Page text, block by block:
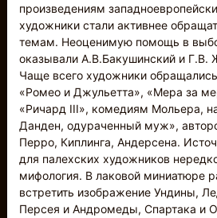
произведениям
художники стали активнее
темам. Неоценимую помощь в
оказывали А.В.Бакушинский и Г.В.
Чаще всего художники
«Ромео и Джульетта», «Мера за
«Ричард III», комедиям Мольера,
Данден, одураченный муж»,
Перро, Киплинга, Андерсена.
для палехских художников
мифология. В лаковой миниатюре
встретить изображение Ундины,
Персея и Андромеды, Спартака и